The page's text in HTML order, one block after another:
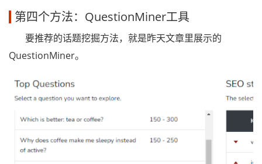
第四个方法：QuestionMiner工具
要推荐的话题挖掘方法，就是昨天文章里展示的
QuestionMiner。